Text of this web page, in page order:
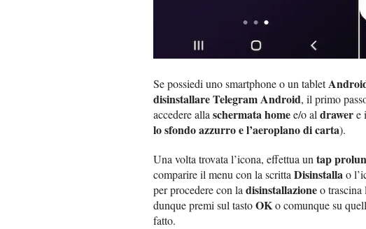
Se possiedi uno smartphone o un tablet
disinstallare Telegram Android, il primo
accedere allaschermata homee/o aldrawere
lo sfondo azzurro e l’aeroplano di carta).
Una volta trovata l’icona, effettua untap
comparire il menu con la scrittaDisinstallao
per procedere con ladisinstallazioneo trascina
dunque premi sul tastoOKo comunque su
fatto.